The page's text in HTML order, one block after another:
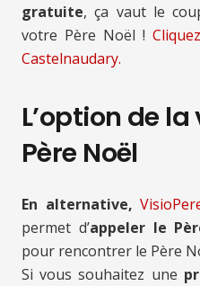
gratuite, ça vaut le
votre Père Noël !
Castelnaudary.
L’option de
Père Noël
En alternative,
permet d’appeler le
pour rencontrer le Père
Si vous souhaitez une